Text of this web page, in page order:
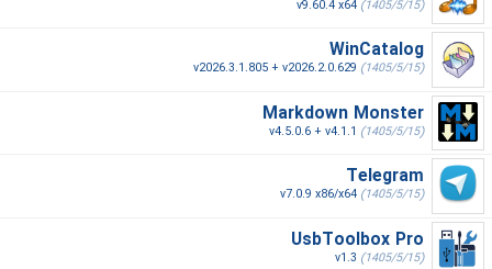
v9.60.4 x64 (1405/5/15)
WinCatalog
v2026.3.1.805 + v2026.2.0.629 (1405/5/15)
Markdown Monster
v4.5.0.6 + v4.1.1 (1405/5/15)
Telegram
v7.0.9 x86/x64 (1405/5/15)
UsbToolbox Pro
v1.3 (1405/5/15)